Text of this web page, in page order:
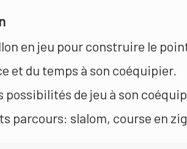
en jeu pour construire le
et du temps à son coéquipier.
de jeu à son
parcours: slalom, course en